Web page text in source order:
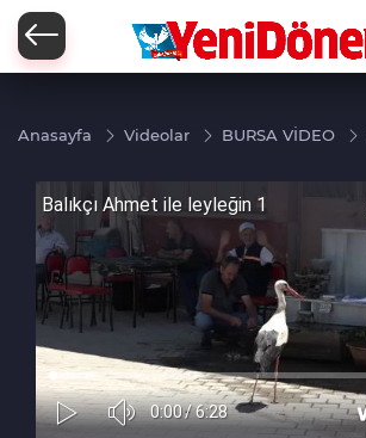
Anasayfa Videolar BURSA VİDEO